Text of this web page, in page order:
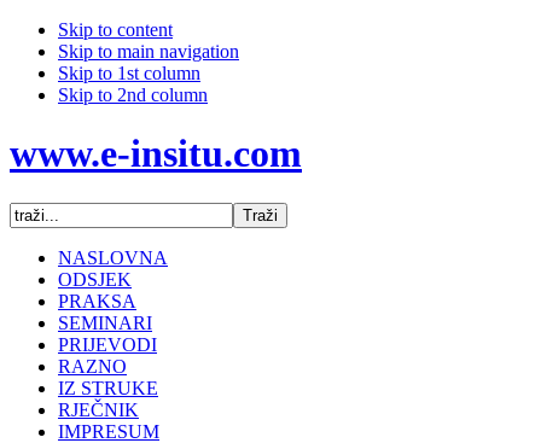
Skip to content
Skip to main navigation
Skip to 1st column
Skip to 2nd column
www.e-insitu.com
NASLOVNA
ODSJEK
PRAKSA
SEMINARI
PRIJEVODI
RAZNO
IZ STRUKE
RJEČNIK
IMPRESUM